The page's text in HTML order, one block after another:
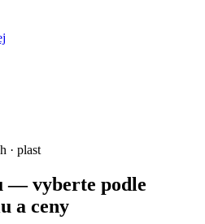
· plast
— vyberte podle
a ceny